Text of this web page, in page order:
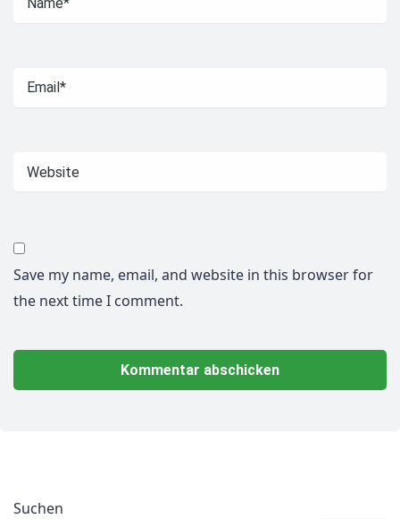
Save my name, email, and website in this browser for
the next time I comment.
Suchen